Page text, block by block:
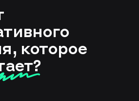
которое